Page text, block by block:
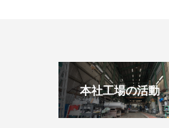
本社工場の活動